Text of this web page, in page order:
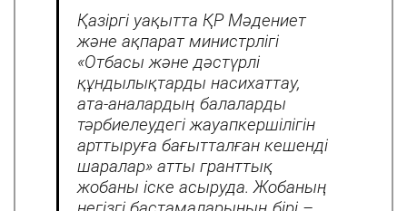
Қазіргі уақытта ҚР Мәдениет
және ақпарат министрлігі
«Отбасы және дәстүрлі
құндылықтарды насихаттау,
ата-аналардың балаларды
тәрбиелеудегі жауапкершілігін
арттыруға бағытталған кешенді
шаралар» атты гранттық
жобаны іске асыруда. Жобаның